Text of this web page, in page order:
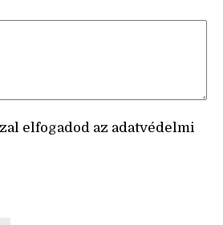
elfogadod az adatvédelmi